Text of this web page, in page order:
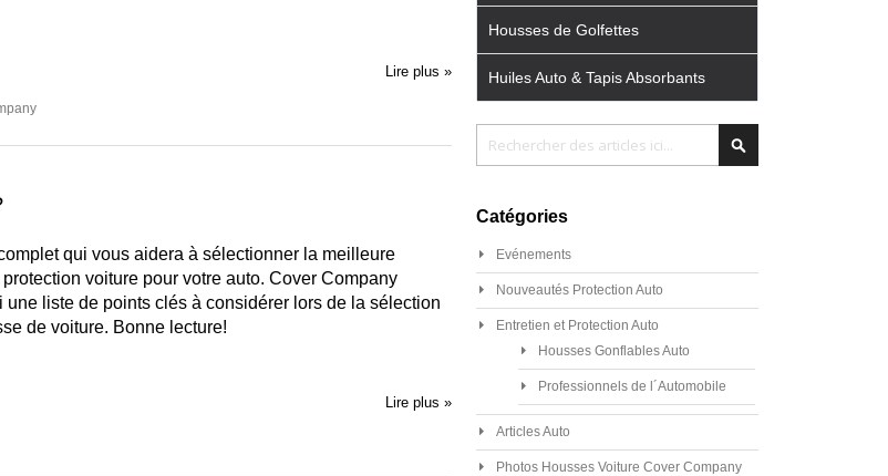
Lire plus »
qui vous aidera à sélectionner la meilleure
voiture pour votre auto. Cover Company
une liste de points clés à considérer lors de la sélection
de voiture. Bonne lecture!
Lire plus »
Housses de Golfettes
Huiles Auto & Tapis Absorbants
Catégories
Evénements
Nouveautés Protection Auto
Entretien et Protection Auto
Housses Gonflables Auto
Professionnels de l´Automobile
Articles Auto
Photos Housses Voiture Cover Company